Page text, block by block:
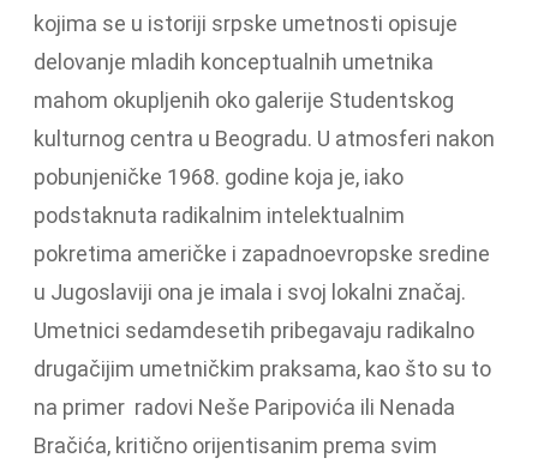
kojima se u istoriji srpske umetnosti opisuje
delovanje mladih konceptualnih umetnika
mahom okupljenih oko galerije Studentskog
kulturnog centra u Beogradu. U atmosferi nakon
pobunjeničke 1968. godine koja je, iako
podstaknuta radikalnim intelektualnim
pokretima američke i zapadnoevropske sredine
u Jugoslaviji ona je imala i svoj lokalni značaj.
Umetnici sedamdesetih pribegavaju radikalno
drugačijim umetničkim praksama, kao što su to
na primer radovi Neše Paripovića ili Nenada
Bračića, kritično orijentisanim prema svim